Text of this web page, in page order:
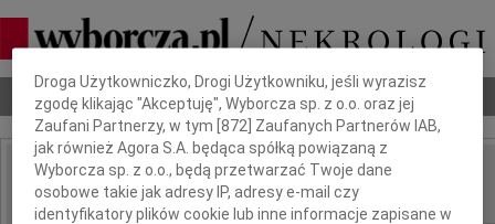
Nekrologi Odeszli Poradnik pogrzebowy
IMIĘ I NAZWISKO: Ryszard Kręglicki
Dbamy o Twoją prywatność
Droga Użytkowniczko, Drogi Użytkowniku, jeśli wyrazisz
zgodę klikając "Akceptuję", Wyborcza sp. z o.o. oraz jej
Zaufani Partnerzy, w tym [872 ] Zaufanych Partnerów IAB,
jak również Agora S.A. będąca spółką powiązaną z
Wyborcza sp. z o.o., będą przetwarzać Twoje dane
osobowe takie jak adresy IP, adresy e-mail czy
identyfikatory plików cookie lub inne informacje zapisane w